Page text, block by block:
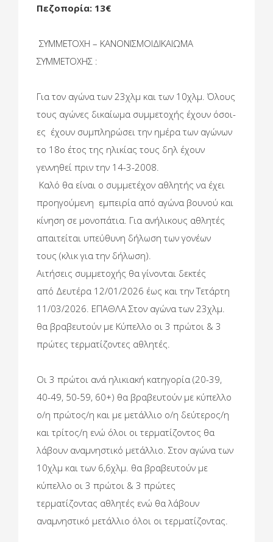
Πεζοπορία: 13€
ΣΥΜΜΕΤΟΧΗ – ΚΑΝΟΝΙΣΜΟΙ​ΔΙΚΑΙΩΜΑ
ΣΥΜΜΕΤΟΧΗΣ :
Για τον αγώνα των 23χλμ και των 10χλμ. Όλους
τους αγώνες δικαίωμα συμμετοχής έχουν όσοι-
ες έχουν συμπληρώσει την ημέρα των αγώνων
το 18ο έτος της ηλικίας τους δηλ έχουν
γεννηθεί πριν την 14-3-2008.
Καλό θα είναι ο συμμετέχον αθλητής να έχει
προηγούμενη εμπειρία από αγώνα βουνού και
κίνηση σε μονοπάτια. Για ανήλικους αθλητές
απαιτείται υπεύθυνη δήλωση των γονέων
τους (κλικ για την δήλωση).
Aιτήσεις συμμετοχής θα γίνονται δεκτές
από Δευτέρα 12/01/2026 έως και την Τετάρτη
11/03/2026. ΕΠΑΘΛΑ Στον αγώνα των 23χλμ.
θα βραβευτούν με Κύπελλο οι 3 πρώτοι & 3
πρώτες τερματίζοντες αθλητές.
Οι 3 πρώτοι ανά ηλικιακή κατηγορία (20-39,
40-49, 50-59, 60+) θα βραβευτούν με κύπελλο
ο/η πρώτος/η και με μετάλλιο ο/η δεύτερος/η
και τρίτος/η ενώ όλοι οι τερματίζοντος θα
λάβουν αναμνηστικό μετάλλιο. Στον αγώνα των
10χλμ και των 6,6χλμ. θα βραβευτούν με
κύπελλο οι 3 πρώτοι & 3 πρώτες
τερματίζοντας αθλητές ενώ θα λάβουν
αναμνηστικό μετάλλιο όλοι οι τερματίζοντας.